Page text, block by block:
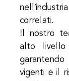
correlati.
Il nostro
alto
vigenti e il